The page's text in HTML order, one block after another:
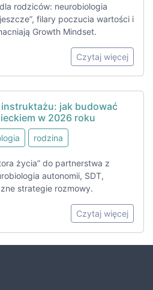
rodziców: neurobiologia
filary poczucia wartości i
Growth Mindset.
Czytaj więcej
jak budować
w 2026 roku
rodzina
życia” do partnerstwa z
autonomii, SDT,
strategie rozmowy.
Czytaj więcej